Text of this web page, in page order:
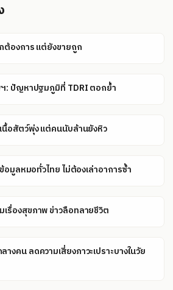
ต้องการ แต่ยังขายถูก
ฯ: ปัญหาปฐมภูมิที่ TDRI ตอกย้ำ
อสัตว์พุ่ง แต่คนนับล้านยังหิว
มูลหมอทั่วไทย ไม่ต้องเล่าอาการซ้ำ
รื่องสุขภาพ ข่าวลือทลายชีวิต
งคน ลดความเสี่ยงภาวะเปราะบางในวัย